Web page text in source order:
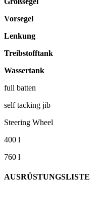
Vorsegel
Lenkung
Treibstofftank
Wassertank
full batten
self tacking jib
Steering Wheel
400 l
760 l
AUSRÜSTUNGSLISTE